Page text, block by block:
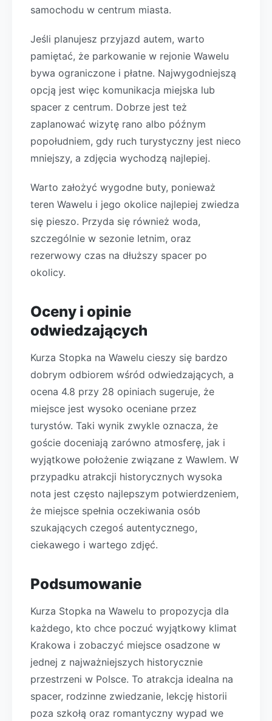
samochodu w centrum miasta.
Jeśli planujesz przyjazd autem, warto
pamiętać, że parkowanie w rejonie Wawelu
bywa ograniczone i płatne. Najwygodniejszą
opcją jest więc komunikacja miejska lub
spacer z centrum. Dobrze jest też
zaplanować wizytę rano albo późnym
popołudniem, gdy ruch turystyczny jest nieco
mniejszy, a zdjęcia wychodzą najlepiej.
Warto założyć wygodne buty, ponieważ
teren Wawelu i jego okolice najlepiej zwiedza
się pieszo. Przyda się również woda,
szczególnie w sezonie letnim, oraz
rezerwowy czas na dłuższy spacer po
okolicy.
Oceny i opinie
odwiedzających
Kurza Stopka na Wawelu cieszy się bardzo
dobrym odbiorem wśród odwiedzających, a
ocena 4.8 przy 28 opiniach sugeruje, że
miejsce jest wysoko oceniane przez
turystów. Taki wynik zwykle oznacza, że
goście doceniają zarówno atmosferę, jak i
wyjątkowe położenie związane z Wawlem. W
przypadku atrakcji historycznych wysoka
nota jest często najlepszym potwierdzeniem,
że miejsce spełnia oczekiwania osób
szukających czegoś autentycznego,
ciekawego i wartego zdjęć.
Podsumowanie
Kurza Stopka na Wawelu to propozycja dla
każdego, kto chce poczuć wyjątkowy klimat
Krakowa i zobaczyć miejsce osadzone w
jednej z najważniejszych historycznie
przestrzeni w Polsce. To atrakcja idealna na
spacer, rodzinne zwiedzanie, lekcję historii
poza szkołą oraz romantyczny wypad we